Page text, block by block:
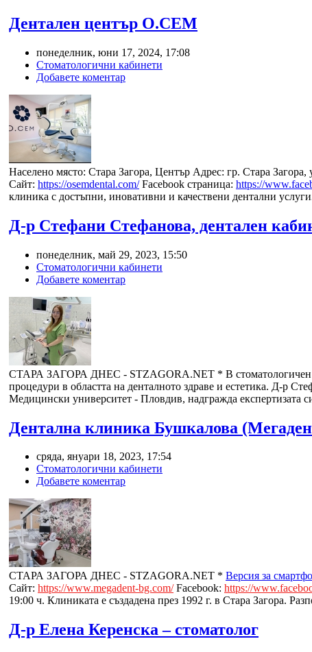
Дентален център О.СЕМ
понеделник, юни 17, 2024, 17:08
Стоматологични кабинети
Добавете коментар
Населено място: Стара Загора, Център Адрес: гр. Стара
Сайт: https://osemdental.com/Facebook страница: https://
клиника с достъпни, иновативни и качествени дентални
Д-р Стефани Стефанова, дентален
понеделник, май 29, 2023, 15:50
Стоматологични кабинети
Добавете коментар
СТАРА ЗАГОРА ДНЕС - STZAGORA.NET * В
процедури в областта на денталното здраве и естетика. Д-р
Медицински университет - Пловдив, надгражда експертизата
Дентална клиника Бушкалова
сряда, януари 18, 2023, 17:54
Стоматологични кабинети
Добавете коментар
СТАРА ЗАГОРА ДНЕС - STZAGORA.NET * Версия за
Сайт: https://www.megadent-bg.com/Facebook: https://
19:00 ч. Клиниката е създадена през 1992 г. в Стара Загора.
Д-р Елена Керенска – стоматолог